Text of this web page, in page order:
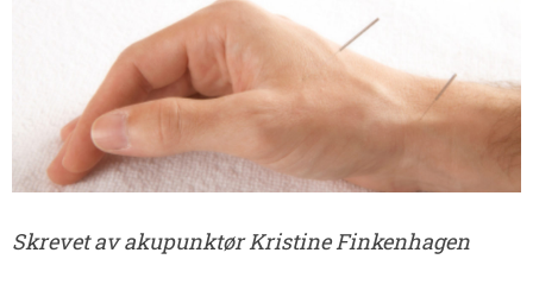
Skrevet av akupunktør Kristine Finkenhagen